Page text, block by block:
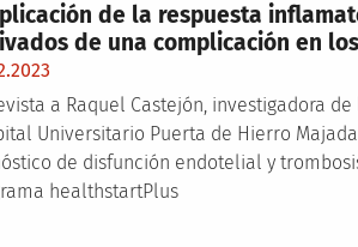
de la respuesta
de una complicación en los
a Raquel Castejón, investigadora
Universitario Puerta de Hierro
de disfunción endotelial y
healthstartPlus